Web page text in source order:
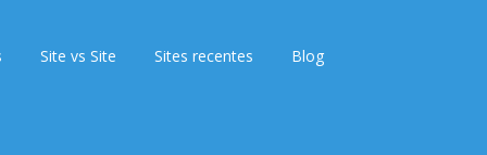
Site vs Site Sites recentes Blog